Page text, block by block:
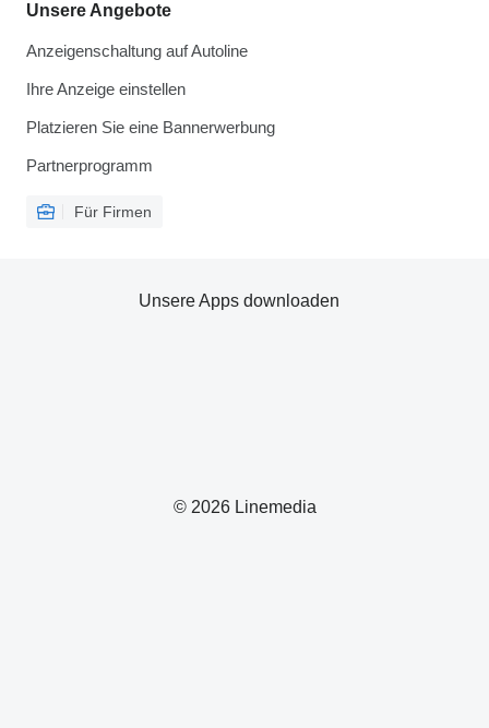
Unsere Angebote
Anzeigenschaltung auf Autoline
Ihre Anzeige einstellen
Platzieren Sie eine Bannerwerbung
Partnerprogramm
Für Firmen
© 2026 Linemedia
Unsere Apps downloaden